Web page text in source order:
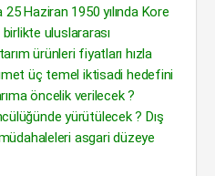
Haziran 1950 yılında Kore
birlikte uluslararası
ürünleri fiyatları hızla
üç temel iktisadi hedefini
öncelik verilecek ?
yürütülecek ? Dış
asgari düzeye